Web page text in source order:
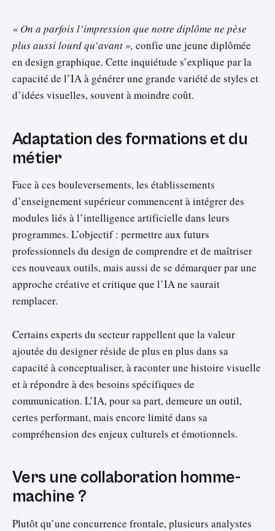
« On a parfois l’impression que notre diplôme ne pèse
plus aussi lourd qu’avant », confie une jeune diplômée
en design graphique. Cette inquiétude s’explique par la
capacité de l’IA à générer une grande variété de styles et
d’idées visuelles, souvent à moindre coût.
Adaptation des formations et du
métier
Face à ces bouleversements, les établissements
d’enseignement supérieur commencent à intégrer des
modules liés à l’intelligence artificielle dans leurs
programmes. L’objectif : permettre aux futurs
professionnels du design de comprendre et de maîtriser
ces nouveaux outils, mais aussi de se démarquer par une
approche créative et critique que l’IA ne saurait
remplacer.
Certains experts du secteur rappellent que la valeur
ajoutée du designer réside de plus en plus dans sa
capacité à conceptualiser, à raconter une histoire visuelle
et à répondre à des besoins spécifiques de
communication. L’IA, pour sa part, demeure un outil,
certes performant, mais encore limité dans sa
compréhension des enjeux culturels et émotionnels.
Vers une collaboration homme-
machine ?
Plutôt qu’une concurrence frontale, plusieurs analystes